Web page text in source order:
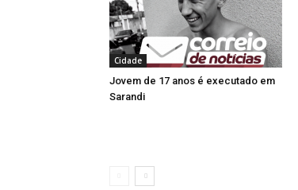
Cidade
Jovem de 17 anos é executado em
Sarandi